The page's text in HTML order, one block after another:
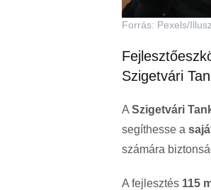
Forrás: Pexels/
Szigetvári
A Szigetvári
segíthesse a
számára
A fejlesztés 115